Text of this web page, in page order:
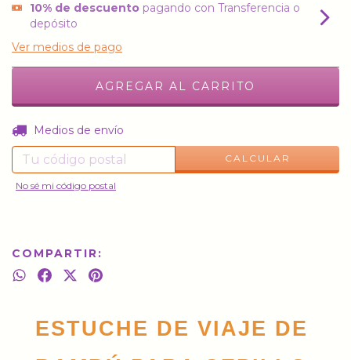
10% de descuentopagando con Transferencia o
depósito
Ver medios de pago
Entregas para el CP:
Medios de envío
CALCULAR
No sé mi código postal
COMPARTIR:
ESTUCHE DE VIAJE DE